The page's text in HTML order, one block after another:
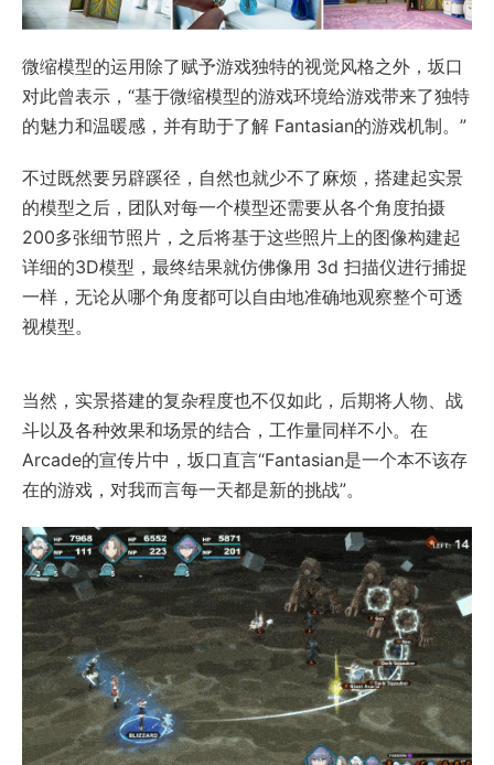
微缩模型的运用除了赋予游戏独特的视觉风格之外，坂口
对此曾表示，“基于微缩模型的游戏环境给游戏带来了独特
的魅力和温暖感，并有助于了解 Fantasian的游戏机制。”
不过既然要另辟蹊径，自然也就少不了麻烦，搭建起实景
的模型之后，团队对每一个模型还需要从各个角度拍摄
200多张细节照片，之后将基于这些照片上的图像构建起
详细的3D模型，最终结果就仿佛像用 3d 扫描仪进行捕捉
一样，无论从哪个角度都可以自由地准确地观察整个可透
视模型。
当然，实景搭建的复杂程度也不仅如此，后期将人物、战
斗以及各种效果和场景的结合，工作量同样不小。在
Arcade的宣传片中，坂口直言“Fantasian是一个本不该存
在的游戏，对我而言每一天都是新的挑战”。